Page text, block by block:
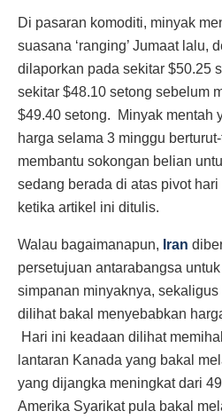
Di pasaran komoditi, minyak
suasana ‘ranging’ Jumaat lalu,
dilaporkan pada sekitar $50.25
sekitar $48.10 setong sebelum
$49.40 setong. Minyak mentah
harga selama 3 minggu
membantu sokongan belian
sedang berada di atas pivot
ketika artikel ini ditulis.
Walau bagaimanapun, Iran
persetujuan antarabangsa
simpanan minyaknya,
dilihat bakal menyebabkan
Hari ini keadaan dilihat
lantaran Kanada yang bakal
yang dijangka meningkat dari
Amerika Syarikat pula bakal